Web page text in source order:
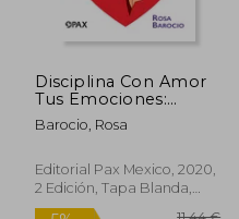
Disciplina Con Amor
Tus Emociones:
Soltando Lo Que Te
Estorba
Barocio, Rosa
Editorial Pax Mexico, 2020,
2 Edición, Tapa Blanda,
Nuevo